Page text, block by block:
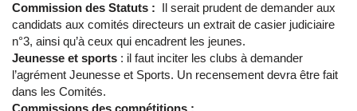
Commission des Statuts : Il serait prudent de demander aux
candidats aux comités directeurs un extrait de casier judiciaire
n°3, ainsi qu’à ceux qui encadrent les jeunes.
Jeunesse et sports : il faut inciter les clubs à demander
l’agrément Jeunesse et Sports. Un recensement devra être fait
dans les Comités.